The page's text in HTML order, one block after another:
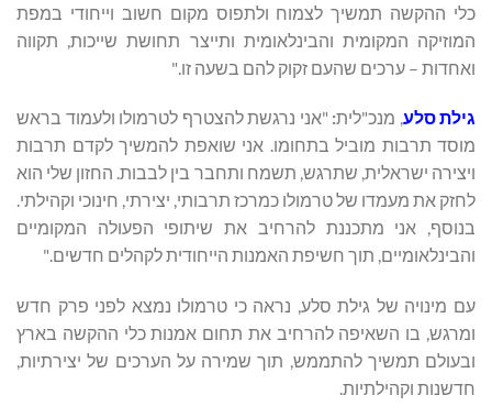
כלי ההקשה תמשיך לצמוח ולתפוס מקום חשוב וייחודי במפת
המוזיקה המקומית והבינלאומית ותייצר תחושת שייכות, תקווה
ואחדות – ערכים שהעם זקוק להם בשעה זו."
גילת סלע, מנכ"לית: "אני נרגשת להצטרף לטרמולו ולעמוד בראש
מוסד תרבות מוביל בתחומו. אני שואפת להמשיך לקדם תרבות
ויצירה ישראלית, שתרגש, תשמח ותחבר בין לבבות. החזון שלי הוא
לחזק את מעמדו של טרמולו כמרכז תרבותי, יצירתי, חינוכי וקהילתי.
בנוסף, אני מתכננת להרחיב את שיתופי הפעולה המקומיים
והבינלאומיים, תוך חשיפת האמנות הייחודית לקהלים חדשים."
עם מינויה של גילת סלע, נראה כי טרמולו נמצא לפני פרק חדש
ומרגש, בו השאיפה להרחיב את תחום אמנות כלי ההקשה בארץ
ובעולם תמשיך להתממש, תוך שמירה על הערכים של יצירתיות,
חדשנות וקהילתיות.